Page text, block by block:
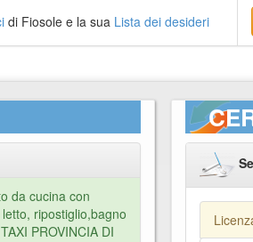
di Fiosole e la sua Lista dei desideri
da cucina con
ripostiglio,bagno
PROVINCIA DI